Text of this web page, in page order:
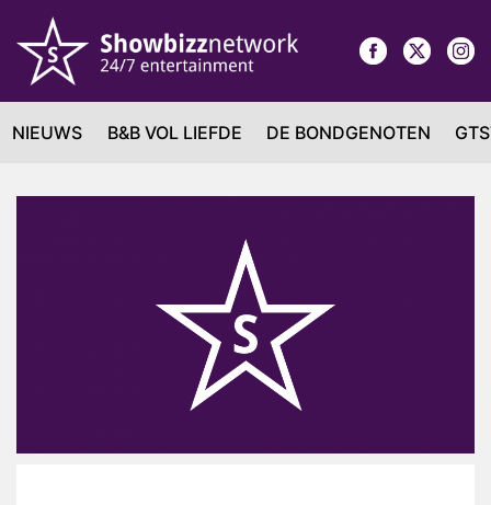
NIEUWS B&B VOL LIEFDE DE BONDGENOTEN